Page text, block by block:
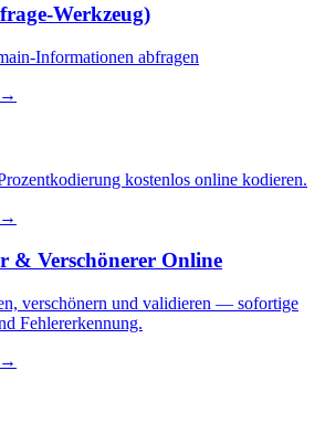
Werkzeug)
Informationen abfragen
→
kostenlos online kodieren.
→
& Verschönerer Online
verschönern und validieren — sofortige
Fehlererkennung.
→